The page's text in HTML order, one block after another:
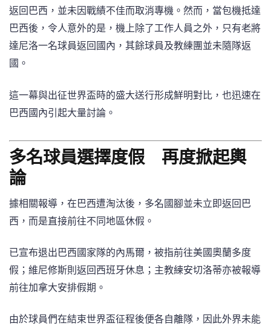
返回巴西，並未因戰績不佳而取消專機。然而，當包機抵達
巴西後，令人意外的是，機上除了工作人員之外，只有老將
達尼洛一名球員返回國內，其餘球員及教練團並未隨隊返
國。
這一幕與出征世界盃時的盛大送行形成鮮明對比，也迅速在
巴西國內引起大量討論。
多名球員選擇度假 再度掀起輿
論
據相關報導，在巴西遭淘汰後，多名國腳並未立即返回巴
西，而是直接前往不同地區休假。
已宣布退出巴西國家隊的內馬爾，被指前往美國奧蘭多度
假；維尼修斯則返回西班牙休息；主教練安切洛蒂亦被報導
前往加拿大安排假期。
由於球員們在結束世界盃征程後便各自離隊，因此外界未能